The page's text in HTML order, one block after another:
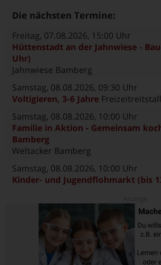
Die nächsten Termine:
Freitag, 07.08.2026, 15:00 Uhr
Hüttenstadt an der Jahnwiese -
Uhr)
Jahnwiese Bamberg
Samstag, 08.08.2026, 09:30 Uhr
Voltigieren, 3-6 Jahre
Samstag, 08.08.2026, 10:00 Uhr
Familie in Aktion - Gemeinsam
Bamberg
Weltacker Bamberg
Samstag, 08.08.2026, 10:00 Uhr
Kinder- und Jugendflohmarkt (bis